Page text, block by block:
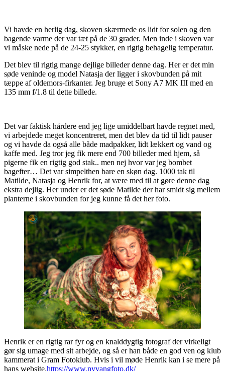
Vi havde en herlig dag, skoven skærmede os lidt for solen og den
bagende varme der var tæt på de 30 grader. Men inde i skoven var
vi måske nede på de 24-25 stykker, en rigtig behagelig temperatur.
Det blev til rigtig mange dejlige billeder denne dag. Her er det min
søde veninde og model Natasja der ligger i skovbunden på mit
tæppe af oldemors-firkanter. Jeg bruge et Sony A7 MK III med en
135 mm f/1.8 til dette billede.
Det var faktisk hårdere end jeg lige umiddelbart havde regnet med,
vi arbejdede meget koncentreret, men det blev da tid til lidt pauser
og vi havde da også alle både madpakker, lidt lækkert og vand og
kaffe med. Jeg tror jeg fik mere end 700 billeder med hjem, så
pigerne fik en rigtig god stak.. men nej hvor var jeg bombet
bagefter… Det var simpelthen bare en skøn dag. 1000 tak til
Matilde, Natasja og Henrik for, at være med til at gøre denne dag
ekstra dejlig. Her under er det søde Matilde der har smidt sig mellem
planterne i skovbunden for jeg kunne få det her foto.
Henrik er en rigtig rar fyr og en knalddygtig fotograf der virkeligt
gør sig umage med sit arbejde, og så er han både en god ven og klub
kammerat i Gram Fotoklub. Hvis i vil møde Henrik kan i se mere på
hans website.https://www.nyvangfoto.dk/